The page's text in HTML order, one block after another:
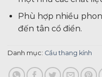
Phù hợp nhiều
đến tân cổ điển.
Danh mục: Cầu thang kính